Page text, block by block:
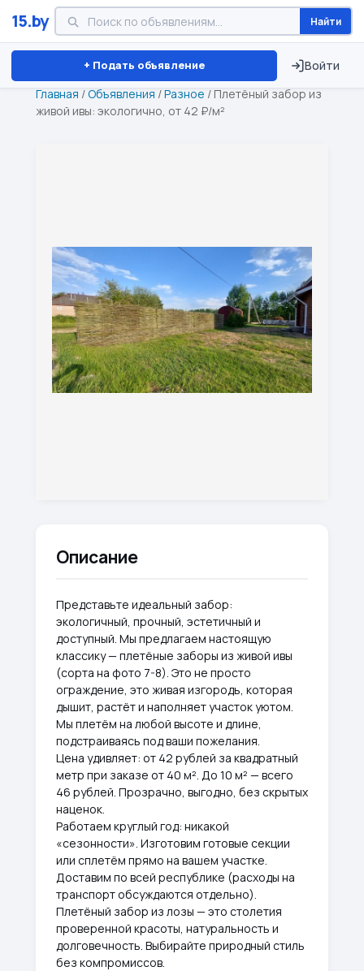
15.by Найти
+ Подать объявление Войти
Минск Витебск Брест ⏱ ТОЛЬКО 15 ДНЕЙ
Главная /Объявления /Разное / Плетёный забор из
живой ивы: экологично, от 42 ₽/м²
Описание
Представьте идеальный забор:
экологичный, прочный, эстетичный и
доступный. Мы предлагаем настоящую
классику — плетёные заборы из живой ивы
(сорта на фото 7-8). Это не просто
ограждение, это живая изгородь, которая
дышит, растёт и наполняет участок уютом.
Мы плетём на любой высоте и длине,
подстраиваясь под ваши пожелания.
Цена удивляет: от 42 рублей за квадратный
метр при заказе от 40 м². До 10 м² — всего
46 рублей. Прозрачно, выгодно, без скрытых
наценок.
Работаем круглый год: никакой
«сезонности». Изготовим готовые секции
или сплетём прямо на вашем участке.
Доставим по всей республике (расходы на
транспорт обсуждаются отдельно).
Плетёный забор из лозы — это столетия
проверенной красоты, натуральность и
долговечность. Выбирайте природный стиль
без компромиссов.